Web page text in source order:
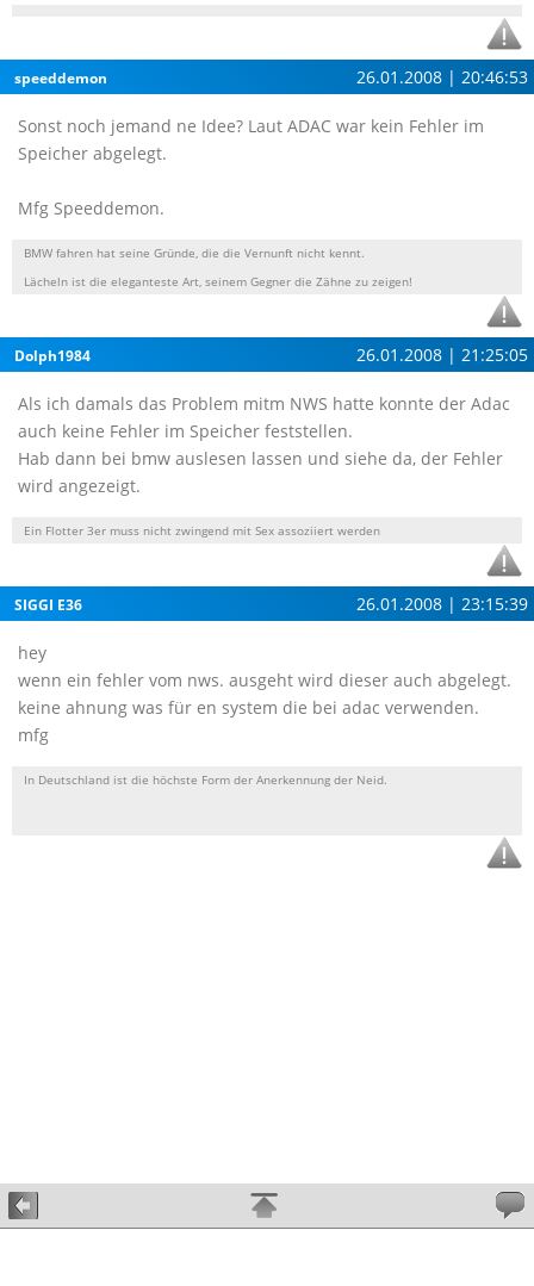
speeddemon 26.01.2008 | 20:46:53
Sonst noch jemand ne Idee? Laut ADAC war kein Fehler im
Speicher abgelegt.
Mfg Speeddemon.
BMW fahren hat seine Gründe, die die Vernunft nicht kennt.
Lächeln ist die eleganteste Art, seinem Gegner die Zähne zu zeigen!
Dolph1984 26.01.2008 | 21:25:05
Als ich damals das Problem mitm NWS hatte konnte der Adac
auch keine Fehler im Speicher feststellen.
Hab dann bei bmw auslesen lassen und siehe da, der Fehler
wird angezeigt.
Ein Flotter 3er muss nicht zwingend mit Sex assoziiert werden
SIGGI E36 26.01.2008 | 23:15:39
hey
wenn ein fehler vom nws. ausgeht wird dieser auch abgelegt.
keine ahnung was für en system die bei adac verwenden.
mfg
In Deutschland ist die höchste Form der Anerkennung der Neid.